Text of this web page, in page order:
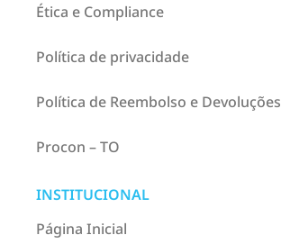
Ética e Compliance
Política de privacidade
Política de Reembolso e Devoluções
Procon – TO
INSTITUCIONAL
Página Inicial